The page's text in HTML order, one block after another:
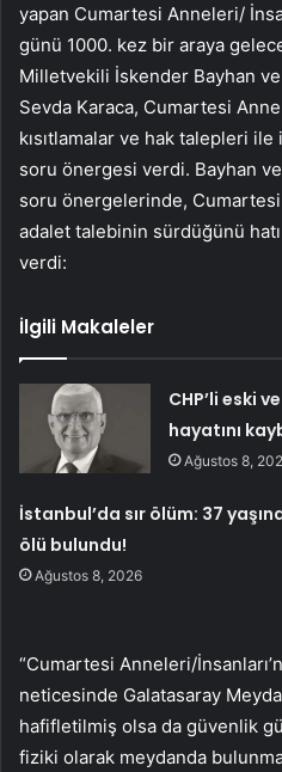
yapan Cumartesi Anneleri/
günü 1000. kez bir araya
Milletvekili İskender Bayhan
Sevda Karaca, Cumartesi
kısıtlamalar ve hak talepleri ile
soru önergesi verdi. Bayhan
soru önergelerinde, Cumartesi
adalet talebinin sürdüğünü
verdi:
İlgili Makaleler
CHP’li eski
hayatını
Ağustos 8,
İstanbul’da sır ölüm: 37
ölü bulundu!
Ağustos 8, 2026
“Cumartesi Anneleri/
neticesinde Galatasaray
hafifletilmiş olsa da güvenlik
fiziki olarak meydanda